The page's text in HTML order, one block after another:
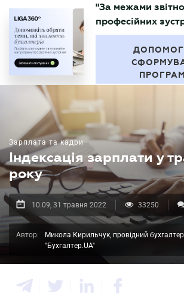
UA
БУХГАЛТЕР
"За межами
професійних
Зарплата та кадри
Індексація зарплати у
року
10.09, 31 травня 2022 33250
Автор:
Микола Кирильчук, провідний бухгалтер-експерт порталу
"Бухгалтер.UA"